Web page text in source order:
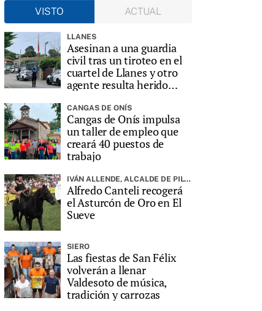
VISTO
ACTUAL
LLANES
Asesinan a una guardia
civil tras un tiroteo en el
cuartel de Llanes y otro
agente resulta herido
CANGAS DE ONÍS
Cangas de Onís impulsa
un taller de empleo que
creará 40 puestos de
trabajo
IVÁN ALLENDE, ALCALDE DE PILOÑA, PREGONARÁ LA FIESTA
Alfredo Canteli recogerá
el Asturcón de Oro en El
Sueve
SIERO
Las fiestas de San Félix
volverán a llenar
Valdesoto de música,
tradición y carrozas